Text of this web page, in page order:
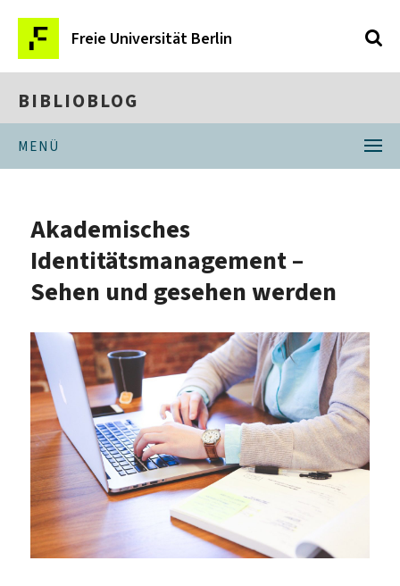
Freie Universität Berlin
BIBLIOBLOG
MENÜ
Akademisches
Identitätsmanagement –
Sehen und gesehen werden